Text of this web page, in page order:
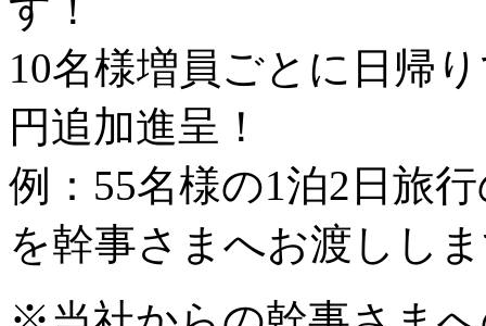
10名様増員ごとに日帰
円追加進呈！
例：55名様の1泊2日旅
を幹事さまへお渡しし